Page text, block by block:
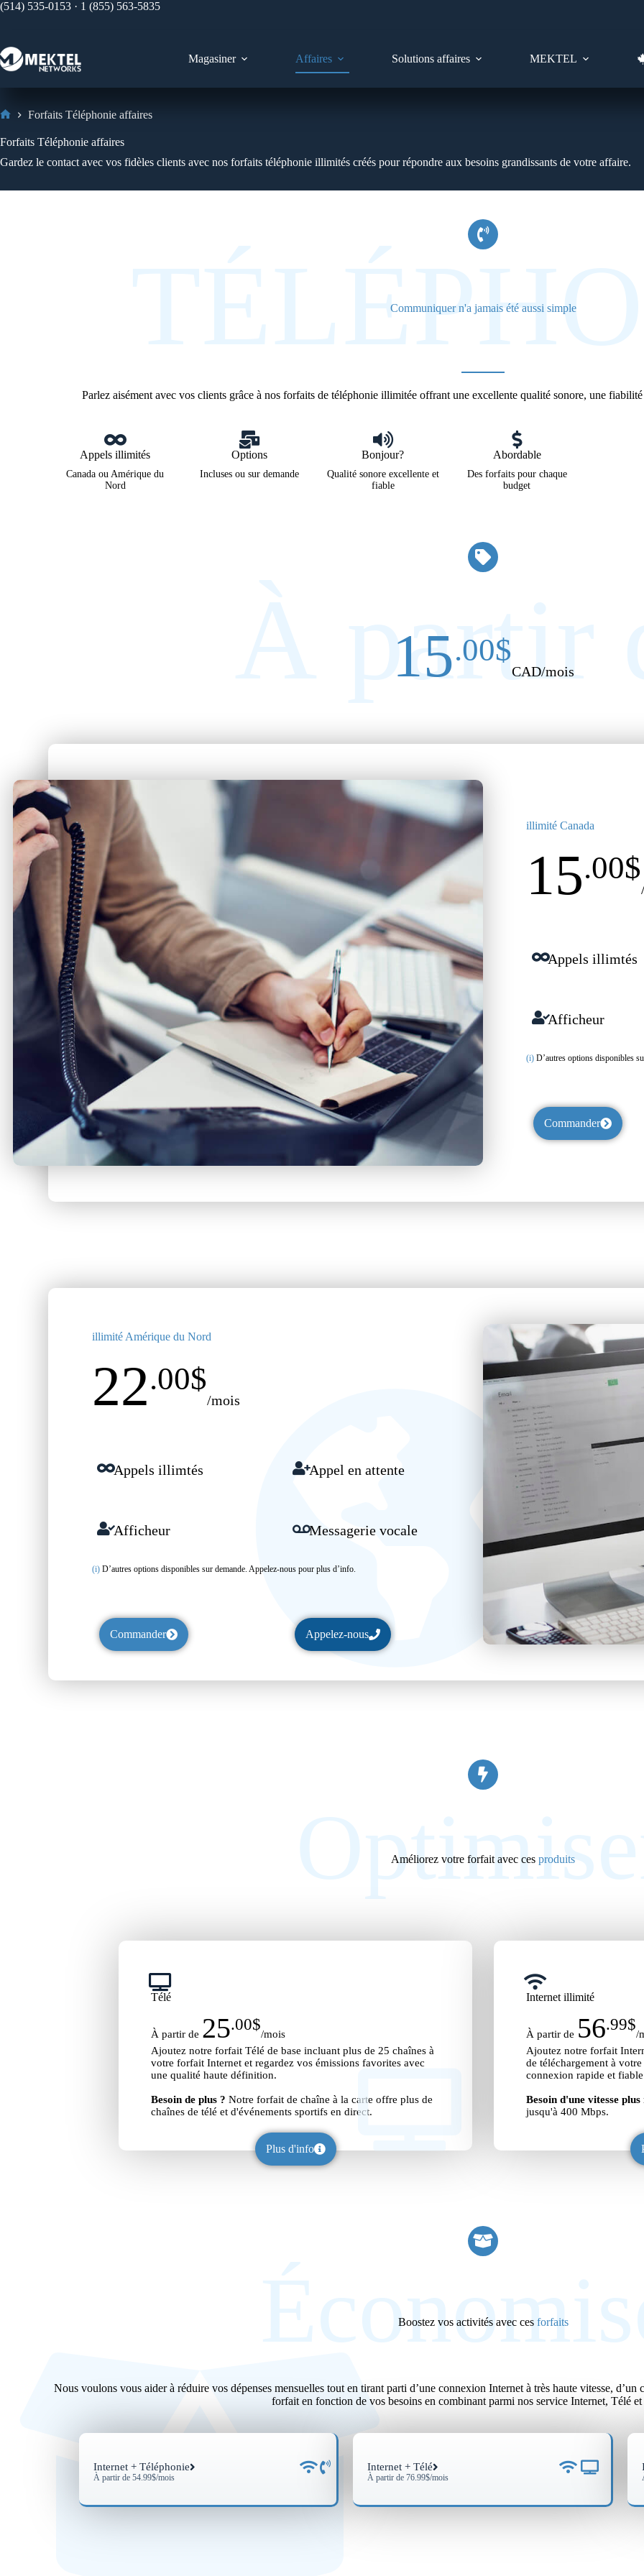
(514) 535-0153 · 1 (855) 563-5835
Magasiner Affaires Solutions affaires MEKTEL
Forfaits Téléphonie affaires
Forfaits Téléphonie affaires
Gardez le contact avec vos fidèles clients avec nos forfaits téléphonie illimités créés pour répondre aux besoins grandissants de votre affaire.
Communiquer n'a jamais été aussi simple
Parlez aisément avec vos clients grâce à nos forfaits de téléphonie illimitée offrant une excellente qualité sonore, une
Appels illimités
Canada ou Amérique du
Nord
Options
Incluses ou sur demande
Bonjour?
Qualité sonore excellente et
fiable
Abordable
Des forfaits pour chaque
budget
15.00$
CAD/mois
À partir
illimité Canada
15.00$
Appels illimtés
Afficheur
(i) D’autres options disponibles
Commander
illimité Amérique du Nord
22.00$
/mois
Appels illimtés
Afficheur
Appel en attente
Messagerie vocale
(i)D’autres options disponibles sur demande. Appelez-nous pour plus d’info.
Commander Appelez-nous
Améliorez votre forfait avec ces produits
Télé
À partir de 25.00$
/mois
Ajoutez notre forfait Télé de base incluant plus de 25 chaînes à
votre forfait Internet et regardez vos émissions favorites avec
une qualité haute définition.
Besoin de plus ? Notre forfait de chaîne à la carte offre plus de
chaînes de télé et d'événements sportifs en direct.
Plus d'info
Internet illimité
À partir de 56.99$
/
Ajoutez notre forfait
de téléchargement à
connexion rapide et
Besoin d'une vitesse
jusqu'à 400 Mbps.
Boostez vos activités avec ces forfaits
Nous voulons vous aider à réduire vos dépenses mensuelles tout en tirant parti d’une connexion Internet à très haute vitesse,
forfait en fonction de vos besoins en combinant parmi nos service Internet, Télé
Internet + Téléphonie
À partir de 54.99$/mois
Internet + Télé
À partir de 76.99$/mois